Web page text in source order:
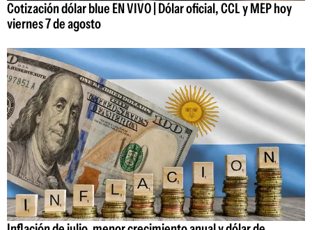
Cotización dólar blue EN VIVO | Dólar oficial, CCL y MEP hoy
viernes 7 de agosto